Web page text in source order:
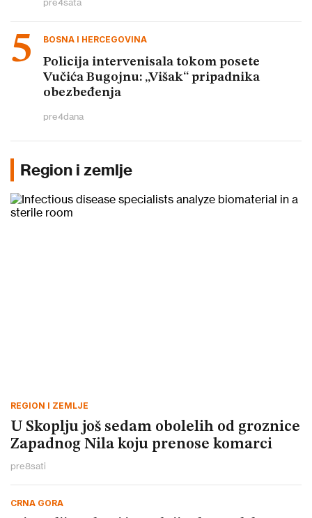
BOSNA I HERCEGOVINA
Policija intervenisala tokom posete
Vučića Bugojnu: „Višak“ pripadnika
obezbeđenja
pre4dana
Region i zemlje
REGION I ZEMLJE
U Skoplju još sedam obolelih od groznice
Zapadnog Nila koju prenose komarci
pre8sati
CRNA GORA